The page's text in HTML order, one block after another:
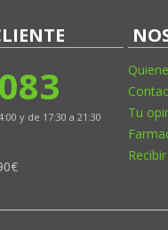
y de 17:30 a 21:30
Tu